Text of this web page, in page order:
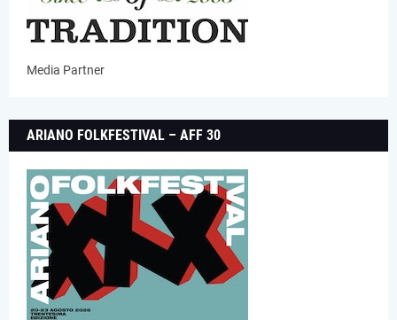
Media Partner
ARIANO FOLKFESTIVAL – AFF 30